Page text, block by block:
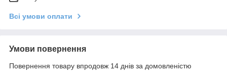
Всі умови оплати
Умови повернення
Повернення товару впродовж 14 днів за домовленістю